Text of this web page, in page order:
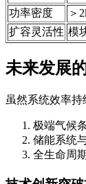
功率密度
＞
扩容灵活性 模
未来发展
虽然系统效率持
极端气候
储能系统
全生命周